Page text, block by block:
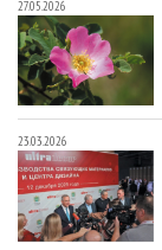
27.05.2026
23.03.2026